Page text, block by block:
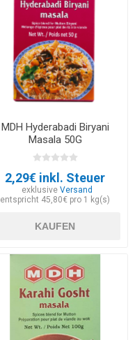
MDH Hyderabadi Biryani
Masala 50G
2,29€ inkl. Steuer
exklusive Versand
entspricht 45,80€ pro 1 kg(s)
KAUFEN